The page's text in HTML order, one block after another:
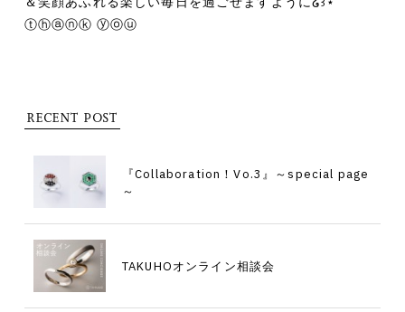
ⓣⓗⓐⓝⓚ ⓨⓞⓤ
RECENT POST
『Collaboration！Vo.3』～special page
～
TAKUHOオンライン相談会